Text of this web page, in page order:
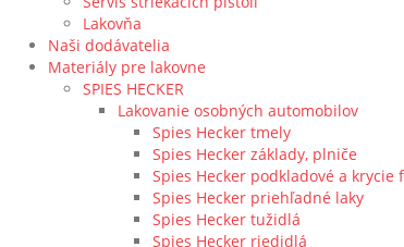
Lakovňa
Naši dodávatelia
Materiály pre lakovne
SPIES HECKER
Lakovanie osobných automobilov
Spies Hecker tmely
Spies Hecker základy, plniče
Spies Hecker podkladové a krycie
Spies Hecker priehľadné laky
Spies Hecker tužidlá
Spies Hecker riedidlá